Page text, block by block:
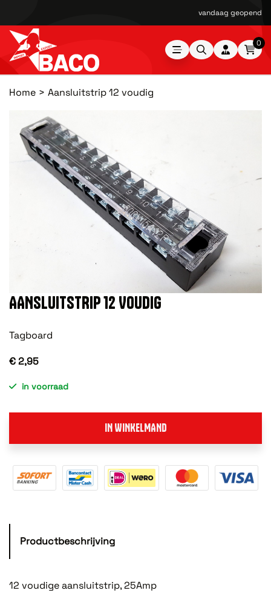
vandaag geopend
0
Home Aansluitstrip 12 voudig
AANSLUITSTRIP 12 VOUDIG
Tagboard
€ 2,95
in voorraad
IN WINKELMAND
Productbeschrijving
12 voudige aansluitstrip, 25Amp